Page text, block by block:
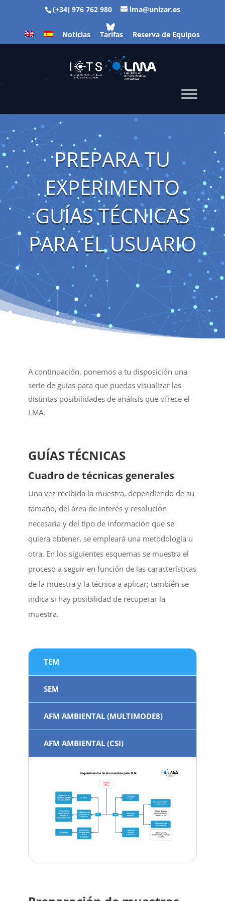
(+34) 976 762 980 lma@unizar.es
Noticias Tarifas Reserva de Equipos
PREPARA TU
EXPERIMENTO
GUÍAS TÉCNICAS
PARA EL USUARIO
A continuación, ponemos a tu disposición una
serie de guías para que puedas visualizar las
distintas posibilidades de análisis que ofrece el
LMA.
GUÍAS TÉCNICAS
Cuadro de técnicas generales
Una vez recibida la muestra, dependiendo de su
tamaño, del área de interés y resolución
necesaria y del tipo de información que se
quiera obtener, se empleará una metodología u
otra. En los siguientes esquemas se muestra el
proceso a seguir en función de las características
de la muestra y la técnica a aplicar; también se
indica si hay posibilidad de recuperar la
muestra.
TEM
SEM
AFM AMBIENTAL (MULTIMODE8)
AFM AMBIENTAL (CSI)